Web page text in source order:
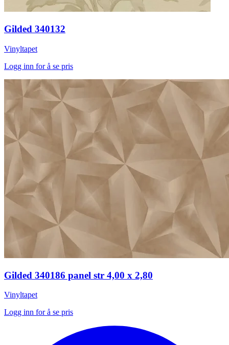
Gilded 340132
Vinyltapet
Logg inn for å se pris
Gilded 340186 panel str 4,00 x 2,80
Vinyltapet
Logg inn for å se pris